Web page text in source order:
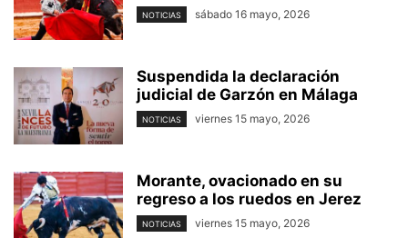
NOTICIAS sábado 16 mayo, 2026
Suspendida la declaración
judicial de Garzón en Málaga
NOTICIAS viernes 15 mayo, 2026
Morante, ovacionado en su
regreso a los ruedos en Jerez
NOTICIAS viernes 15 mayo, 2026